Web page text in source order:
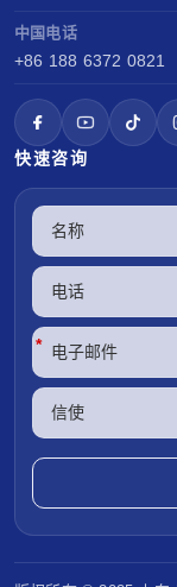
中国电话
+86 188 6372 0821
快速咨询
*